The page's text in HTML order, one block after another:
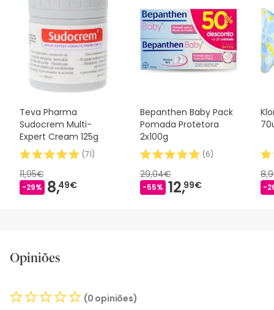
Teva Pharma
Sudocrem Multi-
Expert Cream 125g
(71)
11,95€
-29% 8,49€
Bepanthen Baby Pack
Pomada Protetora
2x100g
(6)
29,04€
-55% 12,99€ -
Opiniões
(0 opiniões)